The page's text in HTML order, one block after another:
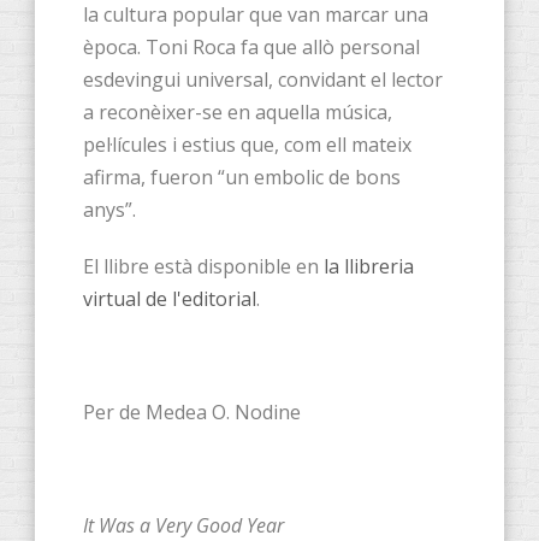
la cultura popular que van marcar una
època. Toni Roca fa que allò personal
esdevingui universal, convidant el lector
a reconèixer-se en aquella música,
pel·lícules i estius que, com ell mateix
afirma, fueron “un embolic de bons
anys”.
El llibre està disponible en la llibreria
virtual de l'editorial.
Per de Medea O. Nodine
It Was a Very Good Year